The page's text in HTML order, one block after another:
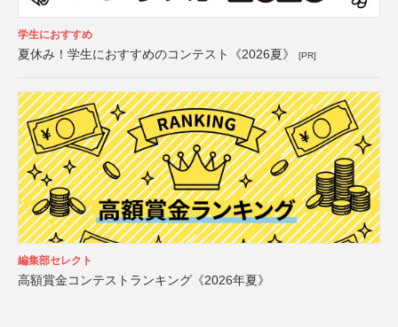
学生におすすめ
夏休み！学生におすすめのコンテスト《2026夏》 [PR]
編集部セレクト
高額賞金コンテストランキング《2026年夏》